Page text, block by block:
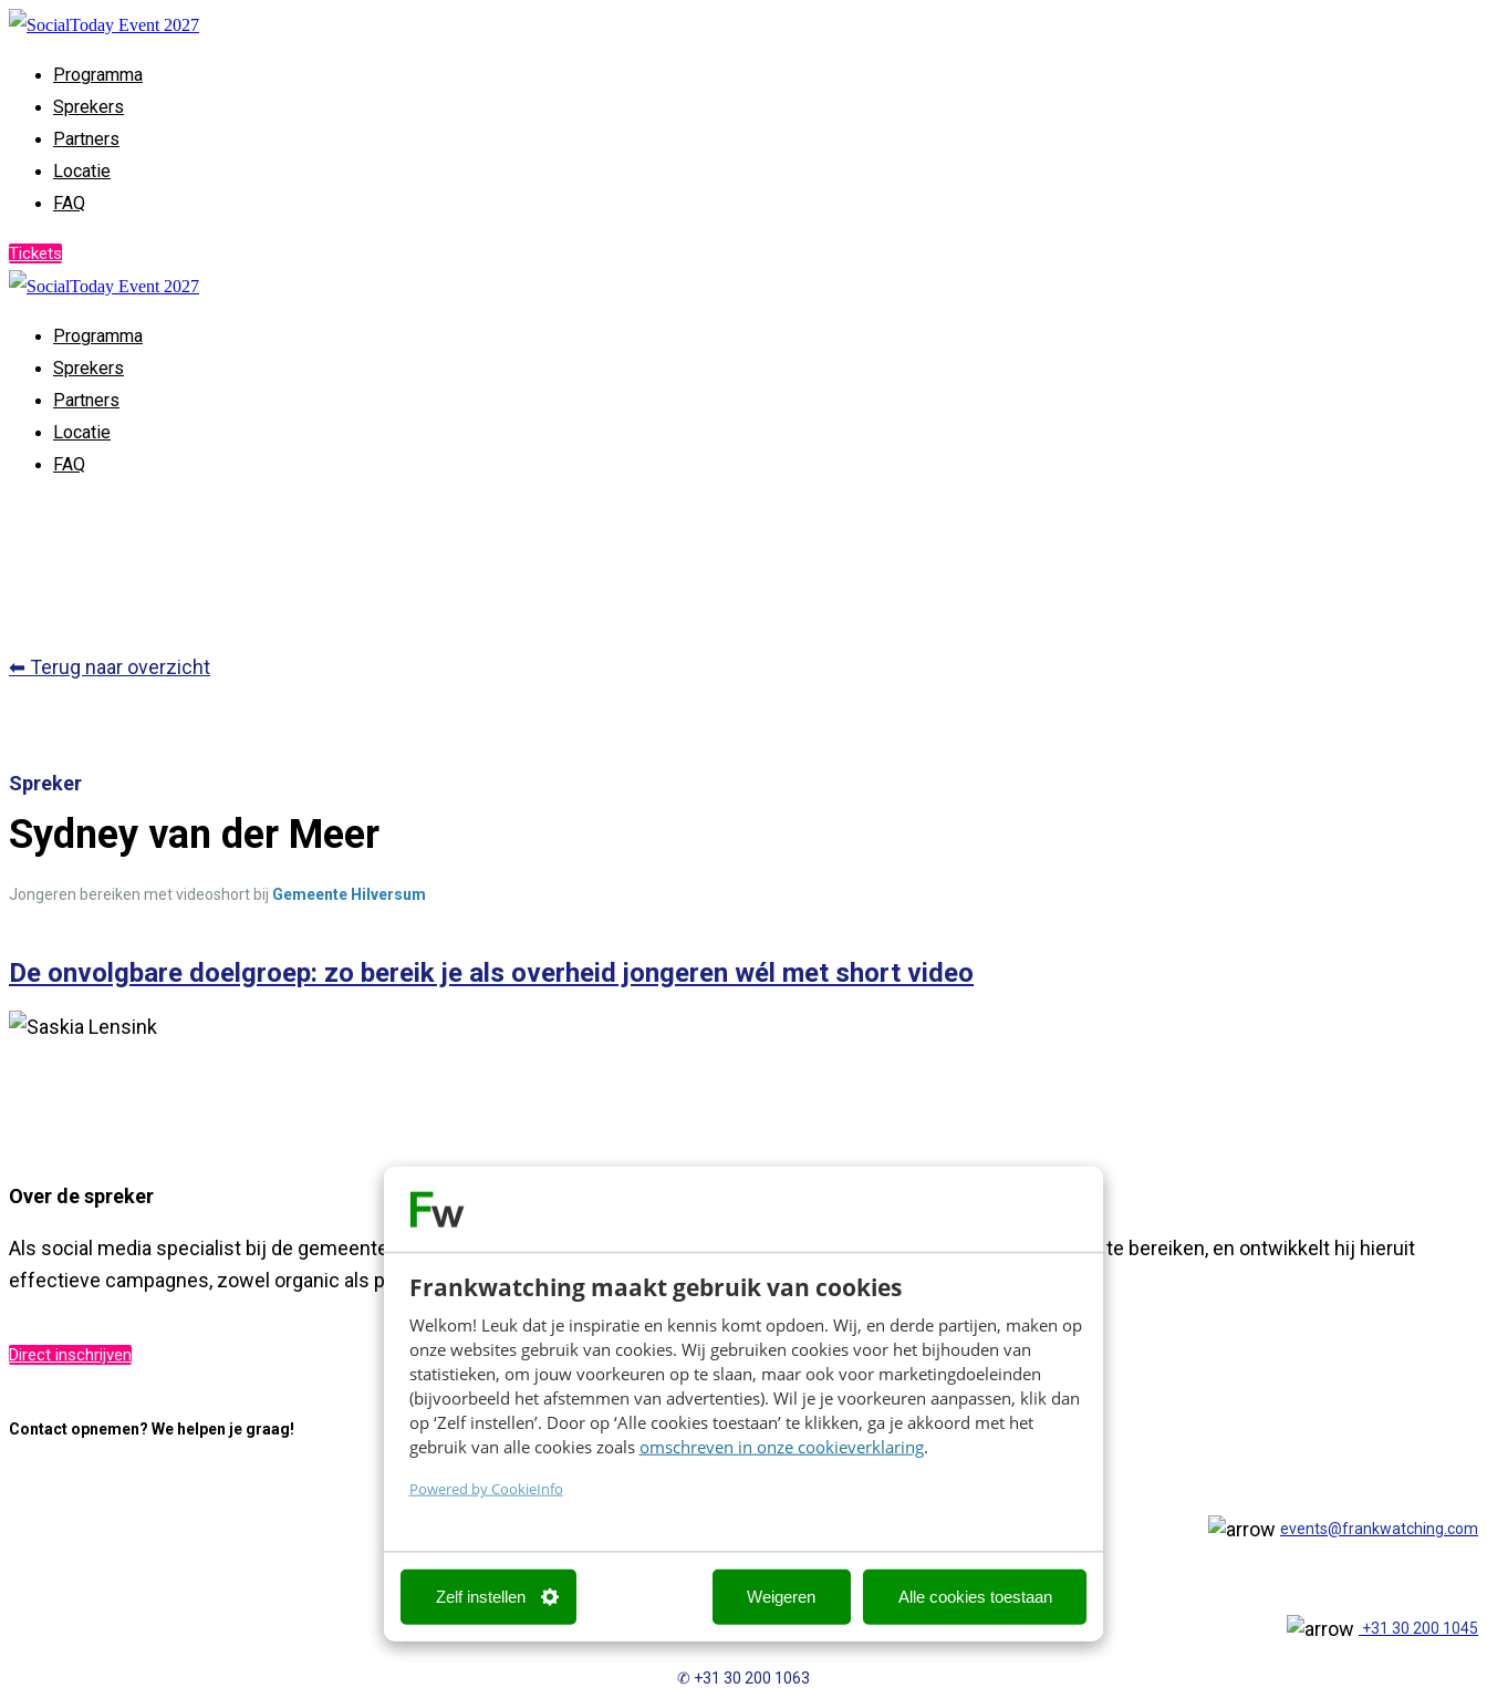
Frankwatching maakt gebruik van cookies
Welkom! Leuk dat je inspiratie en kennis komt opdoen. Wij, en derde partijen, maken op
onze websites gebruik van cookies. Wij gebruiken cookies voor het bijhouden van
statistieken, om jouw voorkeuren op te slaan, maar ook voor marketingdoeleinden
(bijvoorbeeld het afstemmen van advertenties). Wil je je voorkeuren aanpassen, klik dan
op ‘Zelf instellen’. Door op ‘Alle cookies toestaan’ te klikken, ga je akkoord met het
gebruik van alle cookies zoals omschreven in onze cookieverklaring.
Powered by CookieInfo
Zelf instellen Weigeren Alle cookies toestaan
Programma
Sprekers
Partners
Locatie
FAQ
Tickets
Programma
Sprekers
Partners
Locatie
FAQ
⬅ Terug naar overzicht
Spreker
Sydney van der Meer
Jongeren bereiken met videoshort bij Gemeente Hilversum
De onvolgbare doelgroep: zo bereik je als overheid jongeren wél met short video
Over de spreker
Als social media specialist bij de gemeente Hilversum werkt Sydney van der Meer strategieën uit om specifieke doelgroepen te bereiken, en ontwikkelt hij hieruit
effectieve campagnes, zowel organic als paid.
Direct inschrijven
Contact opnemen? We helpen je graag!
events@frankwatching.com
events@frankwatching.com
+31 30 200 1045
✆ +31 30 200 1063